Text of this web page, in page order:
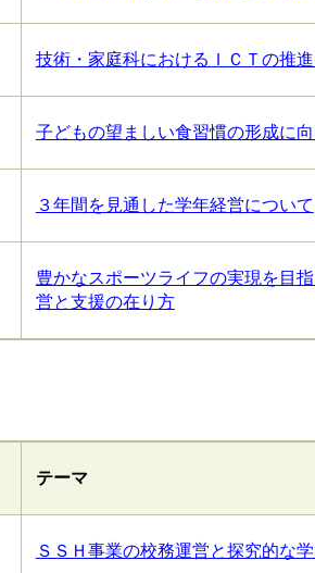
技術・家庭科におけるＩＣＴの推
子どもの望ましい食習慣の形成に
３年間を見通した学年経営について
豊かなスポーツライフの実現を目
営と支援の在り方
テーマ
ＳＳＨ事業の校務運営と探究的な